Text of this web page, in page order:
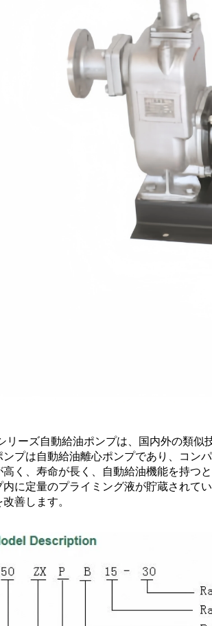
リーズ自動給油ポンプは、国内外の類似
ンプは自動給油離心ポンプであり、コン
高く、寿命が長く、自動給油機能を持つ
内に定量のプライミング液が貯蔵されて
改善します。